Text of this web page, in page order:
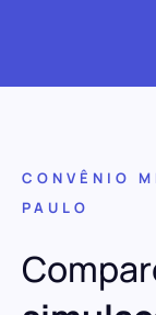
CONVÊNIO
PAULO